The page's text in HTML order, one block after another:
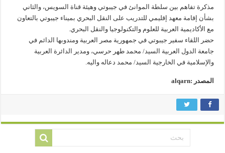
مذكرة تفاهم بين سلطة الموانئ في جيبوتي وهيئة قناة السويس، والثاني
بشأن إقامة معهد إقليمي للتدريب على النقل البحري بميناء جيبوتي بالتعاون
مع الأكاديمية العربية للعلوم والتكنولوجيا والنقل البحري.
حضر اللقاء سفير جيبوتي في جمهورية مصر العربية ومندوبها الدائم في
جامعة الدول العربية السيد/ محمد طهر حرسي، ومدير الدائرة العربية
والإسلامية في الخارجية السيد/ محمد دعاله واليه.
المصدر :alqarn